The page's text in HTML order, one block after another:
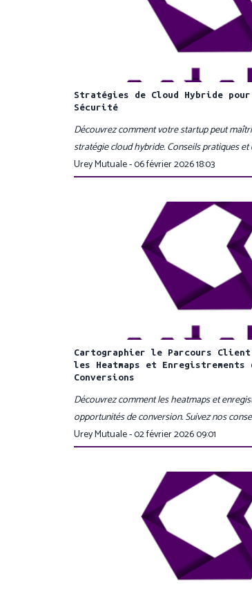
Stratégies de Cloud Hybride
Sécurité
Découvrez comment votre startup peut
stratégie cloud hybride. Conseils pratiques et
Urey Mutuale - 06 février 2026 18:03
Cartographier le Parcours Client
les Heatmaps et
Conversions
Découvrez comment les heatmaps et
opportunités de conversion. Suivez nos
Urey Mutuale - 02 février 2026 09:01